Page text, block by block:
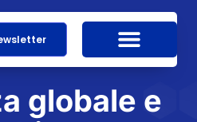
globale e